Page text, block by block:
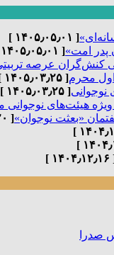
[ ۱۴۰۵٫۰۵٫۰۱ ]
پدر امت»[ ۱۴۰۵٫۰۵٫۰۱ ]
عرصه
محرم[ ۱۴۰۵٫۰۳٫۲۵ ]
نوجوانی[ ۱۴۰۵٫۰۳٫۲۵ ]
هیئت‌های نوجوانی
«بعثت نوجوان»[ ۱۴۰۵٫۰۳٫۲۰ ]
]
صدرا